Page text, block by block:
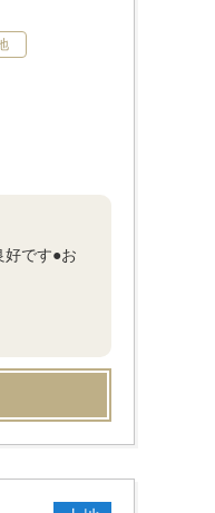
好です●お